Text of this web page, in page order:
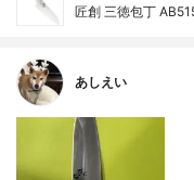
匠創 三徳包丁
あしえい